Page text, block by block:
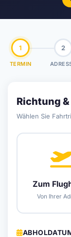
1
TERMIN
2
Richtung
Wählen Sie
Zum
Von Ihrer